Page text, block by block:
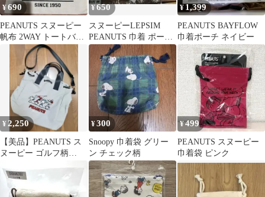
¥690
PEANUTS スヌーピー
帆布 2WAY トートバッ
¥650
スヌーピーLEPSIM
PEANUTS 巾着 ポーチ
2点セット
¥1,399
PEANUTS BAYFLOW
巾着ポーチ ネイビー
¥ 2,250
【美品】PEANUTS ス
ヌーピー ゴルフ柄
バッグ
¥300
Snoopy 巾着袋 グリー
ン チェック柄
¥499
PEANUTS スヌーピー
巾着袋 ピンク